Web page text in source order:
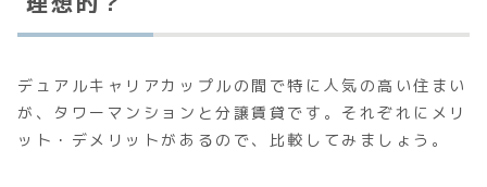
デュアルキャリアカップルの間で特に人気の高い住まい
が、タワーマンションと分譲賃貸です。それぞれにメリ
ット・デメリットがあるので、比較してみましょう。